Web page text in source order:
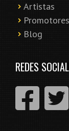
Artistas
Promotores
Blog
REDES